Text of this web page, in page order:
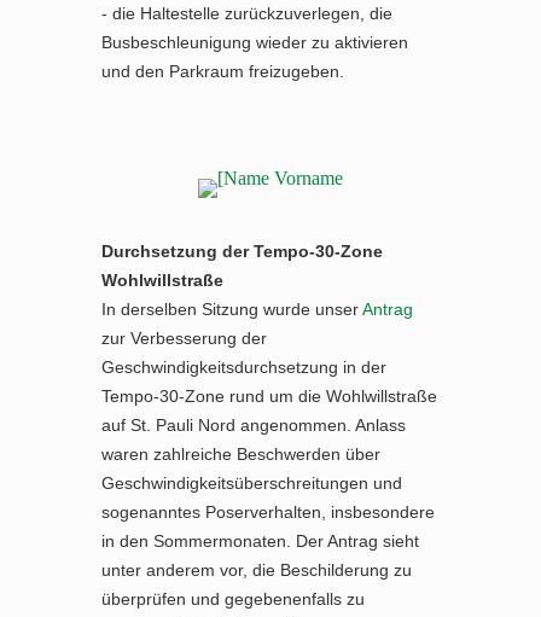
- die Haltestelle zurückzuverlegen, die
Busbeschleunigung wieder zu aktivieren
und den Parkraum freizugeben.
Durchsetzung der Tempo-30-Zone
Wohlwillstraße
In derselben Sitzung wurde unserAntrag
zur Verbesserung der
Geschwindigkeitsdurchsetzung in der
Tempo-30-Zone rund um die Wohlwillstraße
auf St. Pauli Nord angenommen. Anlass
waren zahlreiche Beschwerden über
Geschwindigkeitsüberschreitungen und
sogenanntes Poserverhalten, insbesondere
in den Sommermonaten. Der Antrag sieht
unter anderem vor, die Beschilderung zu
überprüfen und gegebenenfalls zu